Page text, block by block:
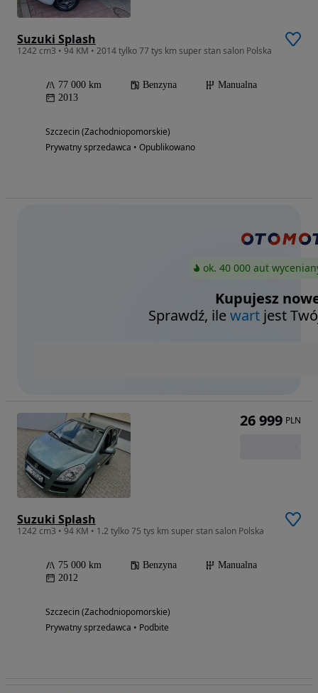
Suzuki Splash
1242 cm3 • 94 KM • 2014 tylko 77 tys km super stan salon Polska
77 000 km Benzyna
Manualna
2013
Szczecin (Zachodniopomorskie)
Prywatny sprzedawca • Opublikowano
ok. 40 000 aut
Kupujesz
Sprawdź, ilewart jest
Suzuki Splash
1242 cm3 • 94 KM • 1.2 tylko 75 tys km super stan salon Polska
75 000 km Benzyna
Manualna
2012
Szczecin (Zachodniopomorskie)
Prywatny sprzedawca • Podbite
26 999 PLN